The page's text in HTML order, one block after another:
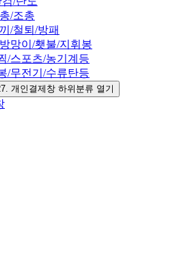
/조총
/철퇴/방패
망이/횃불/지휘봉
/스포츠/농기계등
/무전기/수류탄등
개인결제창 하위분류 열기